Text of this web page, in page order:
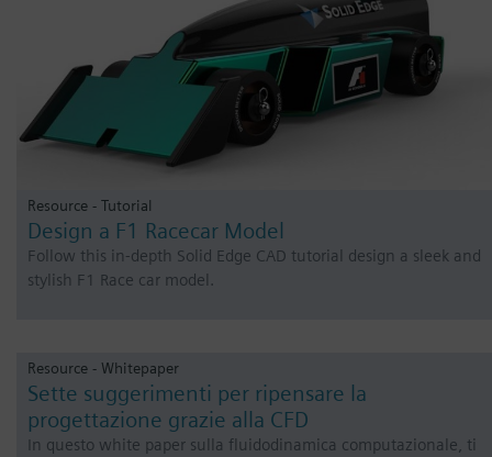
Resource - Tutorial
Design a F1 Racecar Model
Follow this in-depth Solid Edge CAD tutorial design a sleek and
stylish F1 Race car model.
Resource - Whitepaper
Sette suggerimenti per ripensare la
progettazione grazie alla CFD
In questo white paper sulla fluidodinamica computazionale, ti